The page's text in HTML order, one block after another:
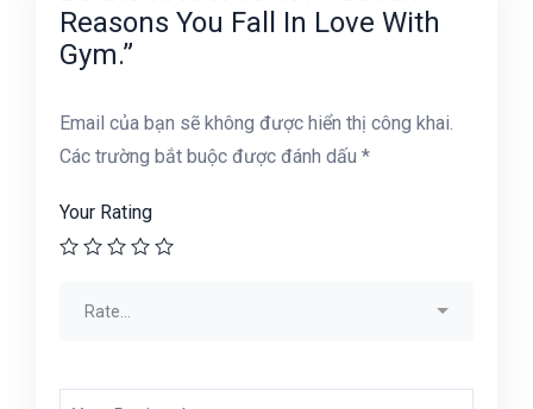
Reasons You Fall In Love With
Gym.”
Email của bạn sẽ không được hiển thị công khai.
Các trường bắt buộc được đánh dấu *
Your Rating
Rate…